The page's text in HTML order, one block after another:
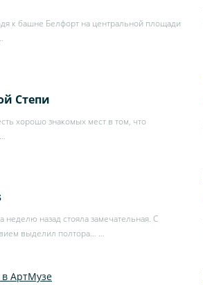
к башне Белфорт на центральной площади
Степи
хорошо знакомых мест в том, что
неделю назад стояла замечательная. С
выделил полтора… …